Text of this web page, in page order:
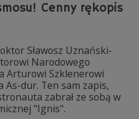
Cenny rękopis
Sławosz Uznański-
Narodowego
Arturowi Szklenerowi
dur. Ten sam zapis,
zabrał ze sobą w
"Ignis".